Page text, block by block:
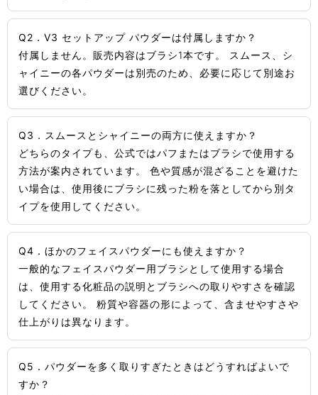
Q2．V3 セットアップ パウダーは付属しますか？
付属しません。販売内容はブラシ1本です。 スムース、シ
ャイニーの各パウダーは別売のため、必要に応じて別途お
選びください。
Q3．スムースとシャイニーの両方に使えますか？
どちらのタイプも、公式ではパフまたはブラシで使用する
方法が案内されています。 色や質感が混ざることを避けた
い場合は、使用後にブラシに残った粉を落としてから別タ
イプを使用してください。
Q4．ほかのフェイスパウダーにも使えますか？
一般的なフェイスパウダー用ブラシとして使用する場合
は、使用する化粧品の説明とブラシへの取りやすさを確認
してください。 粉質や容器の形によって、含ませやすさや
仕上がりは異なります。
Q5．パウダーを多く取りすぎたときはどうすればよいで
すか？